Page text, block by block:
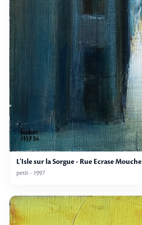
L'Isle sur la Sorgue - Rue Ecrase Mouche
petit - 1997